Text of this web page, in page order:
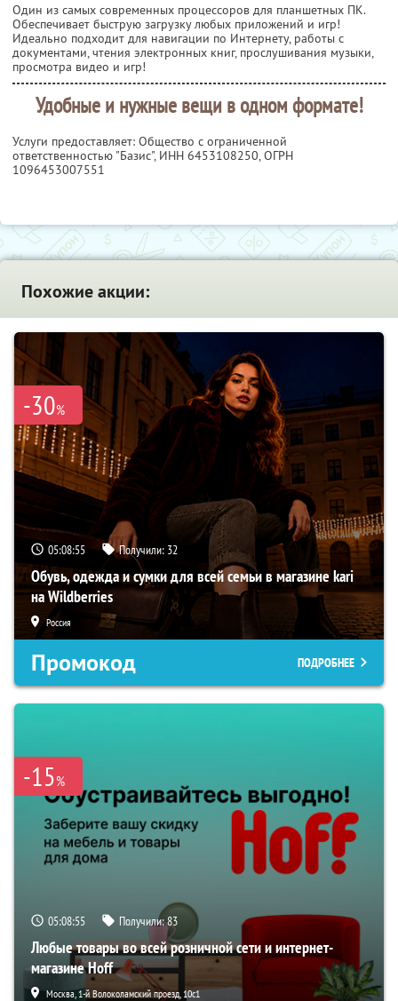
Один из самых современных процессоров для планшетных ПК.
Обеспечивает быструю загрузку любых приложений и игр!
Идеально подходит для навигации по Интернету, работы с
документами, чтения электронных книг, прослушивания музыки,
просмотра видео и игр!
Удобные и нужные вещи в одном формате!
Услуги предоставляет: Общество с ограниченной
ответственностью "Базис", ИНН 6453108250, ОГРН
1096453007551
Похожие акции:
-30%
05:08:55 Получили: 32
Обувь, одежда и сумки для всей семьи в магазине kari
на Wildberries
Россия
Промокод ПОДРОБНЕЕ
-15%
05:08:55 Получили:83
Любые товары во всей розничной сети и интернет-
магазине Hoff
Москва, 1-й Волоколамский проезд, 10с1